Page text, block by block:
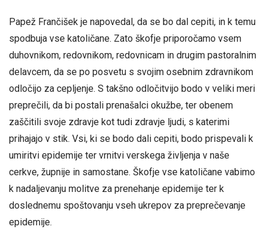
Papež Frančišek je napovedal, da se bo dal cepiti, in k temu
spodbuja vse katoličane. Zato škofje priporočamo vsem
duhovnikom, redovnikom, redovnicam in drugim pastoralnim
delavcem, da se po posvetu s svojim osebnim zdravnikom
odločijo za cepljenje. S takšno odločitvijo bodo v veliki meri
preprečili, da bi postali prenašalci okužbe, ter obenem
zaščitili svoje zdravje kot tudi zdravje ljudi, s katerimi
prihajajo v stik. Vsi, ki se bodo dali cepiti, bodo prispevali k
umiritvi epidemije ter vrnitvi verskega življenja v naše
cerkve, župnije in samostane. Škofje vse katoličane vabimo
k nadaljevanju molitve za prenehanje epidemije ter k
doslednemu spoštovanju vseh ukrepov za preprečevanje
epidemije.